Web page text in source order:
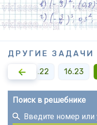
ДРУГИЕ ЗАДАЧИ
16.22 16.23
Поиск в решебнике